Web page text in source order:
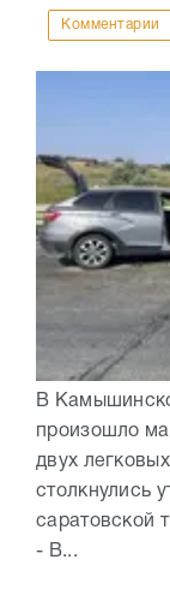
Комментарии
В
произошло
двух
столкнулись
саратовской
- В...